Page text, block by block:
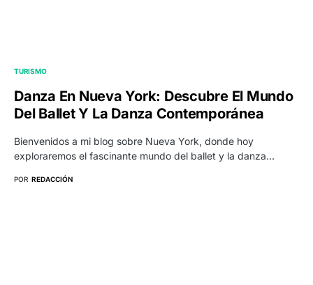
TURISMO
Danza En Nueva York: Descubre El Mundo
Del Ballet Y La Danza Contemporánea
Bienvenidos a mi blog sobre Nueva York, donde hoy
exploraremos el fascinante mundo del ballet y la danza…
POR REDACCIÓN